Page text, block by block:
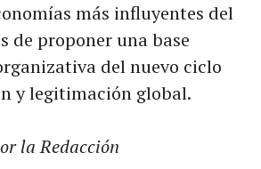
más influyentes del
de proponer una base
del nuevo ciclo
y legitimación global.
la Redacción